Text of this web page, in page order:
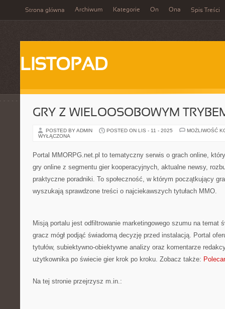
Strona główna Archiwum Kategorie On Ona Spis Treści
LISTOPAD
GRY Z WIELOOSOBOWYM
POSTED BY ADMIN POSTED ON LIS - 11 - 2025
MOŻLIWOŚĆ
WYŁĄCZONA
Portal MMORPG.net.pl to tematyczny serwis o grach online,
gry online z segmentu gier kooperacyjnych, aktualne newsy,
praktyczne poradniki. To społeczność, w którym początkujący
wyszukają sprawdzone treści o najciekawszych tytułach MMO.
Misją portalu jest odfiltrowanie marketingowego szumu na temat
gracz mógł podjąć świadomą decyzję przed instalacją. Portal
tytułów, subiektywno-obiektywne analizy oraz komentarze
użytkownika po świecie gier krok po kroku. Zobacz także:
Na tej stronie przejrzysz m.in.: